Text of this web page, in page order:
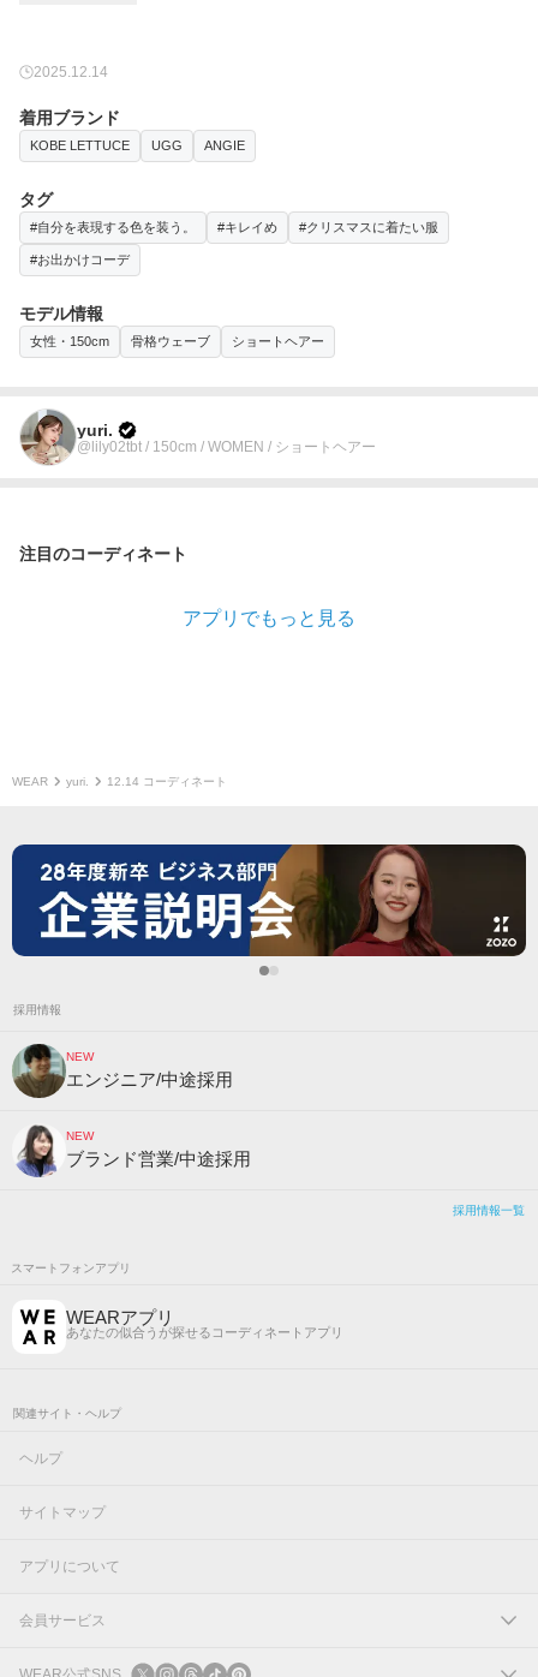
2025.12.14
着用ブランド
KOBE LETTUCE UGG ANGIE
タグ
#自分を表現する色を装う。 #キレイめ #クリスマスに着たい服
#お出かけコーデ
モデル情報
女性・150cm 骨格ウェーブ ショートヘアー
yuri.
@lily02tbt / 150cm / WOMEN / ショートヘアー
注目のコーディネート
アプリでもっと見る
WEAR yuri. 12.14 コーディネート
採用情報
NEW
エンジニア/中途採用
NEW
ブランド営業/中途採用
採用情報一覧
スマートフォンアプリ
WEARアプリ
あなたの似合うが探せるコーディネートアプリ
関連サイト・ヘルプ
ヘルプ
サイトマップ
アプリについて
会員サービス
ログイン